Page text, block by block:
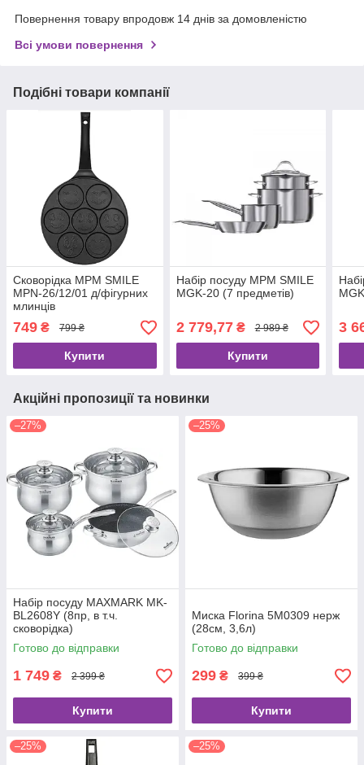
Повернення товару впродовж 14 днів за домовленістю
Всі умови повернення
Подібні товари компанії
Сковорідка MPM SMILE
MPN-26/12/01 д/фігурних
млинців
749 ₴ 799 ₴
Купити
Набір посуду MPM SMILE
MGK-20 (7 предметів)
2 779,77₴ 2 989 ₴
Купити
3
Акційні пропозиції та новинки
–27%
Набір посуду MAXMARK MK-
BL2608Y (8пр, в т.ч.
сковорідка)
Готово до відправки
1 749 ₴ 2 399 ₴
Купити
–25%
Миска Florina 5M0309 нерж
(28см, 3,6л)
Готово до відправки
299 ₴ 399 ₴
Купити
–25% –25%